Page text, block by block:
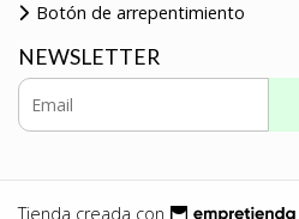
Botón de arrepentimiento
NEWSLETTER
Tienda creada con